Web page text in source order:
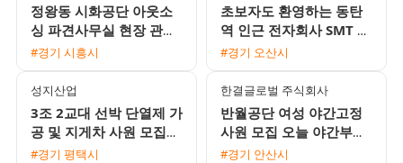
정왕동 시화공단 아웃소
싱 파견사무실 현장 관리
자 채용
#경기 시흥시
초보자도 환영하는 동탄
역 인근 전자회사 SMT 조
립검사 및 오퍼레이터 채
#경기 오산시
성지산업
3조 2교대 선박 단열제 가
공 및 지게차 사원 모집
상여금과 유류비 지원 1
#경기 평택시
한결글로벌 주식회사
반월공단 여성 야간고정
사원 모집 오늘 야간부터
시작 일당 및 주급 가능
#경기 안산시